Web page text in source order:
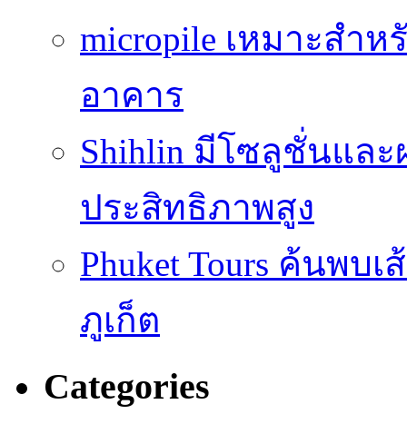
micropile เหมาะสำ
อาคาร
Shihlin มีโซลูชั่นแล
ประสิทธิภาพสูง
Phuket Tours ค้นพบ
ภูเก็ต
Categories